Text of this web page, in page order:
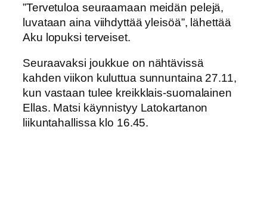
”Tervetuloa seuraamaan meidän pelejä,
luvataan aina viihdyttää yleisöä”, lähettää
Aku lopuksi terveiset.
Seuraavaksi joukkue on nähtävissä
kahden viikon kuluttua sunnuntaina 27.11,
kun vastaan tulee kreikklais-suomalainen
Ellas. Matsi käynnistyy Latokartanon
liikuntahallissa klo 16.45.